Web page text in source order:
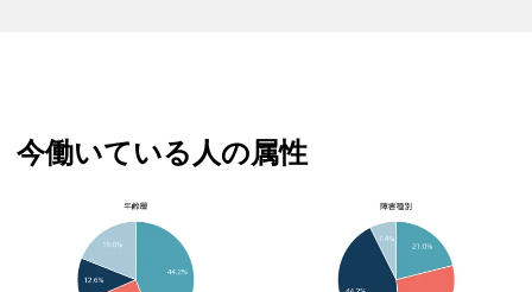
今働いている人の属性